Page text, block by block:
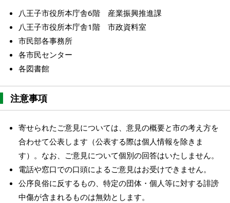
八王子市役所本庁舎6階 産業振興推進課
八王子市役所本庁舎1階 市政資料室
市民部各事務所
各市民センター
各図書館
注意事項
寄せられたご意見については、意見の概要と市の考え方を
合わせて公表します（公表する際は個人情報を除きま
す）。なお、ご意見について個別の回答はいたしません。
電話や窓口での口頭によるご意見はお受けできません。
公序良俗に反するもの、特定の団体・個人等に対する誹謗
中傷が含まれるものは無効とします。